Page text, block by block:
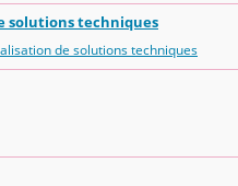
solutions techniques
de solutions techniques